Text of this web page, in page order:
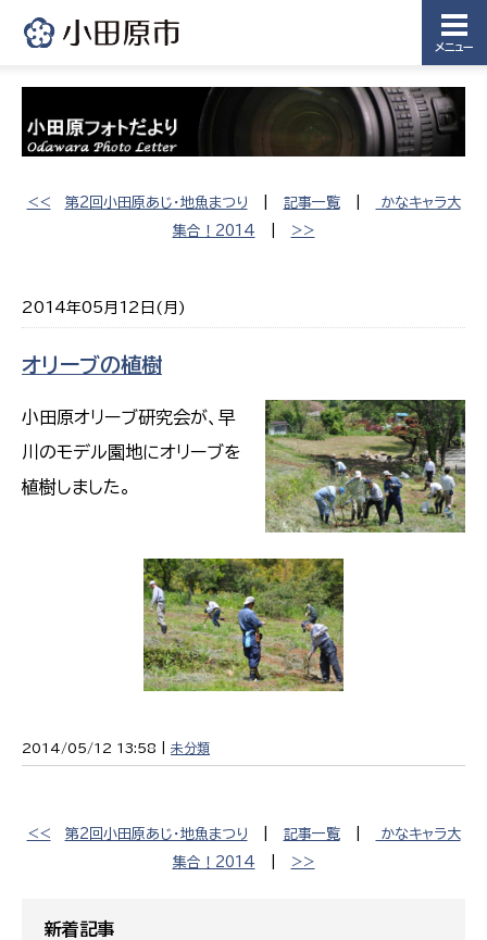
メニュー
<< 第2回小田原あじ・地魚まつり 記事一覧|
かなキャラ大
集合！2014
>>
2014年05月12日(月)
オリーブの植樹
小田原オリーブ研究会が、早
川のモデル園地にオリーブを
植樹しました。
2014/05/12 13:58 | 未分類
<< 第2回小田原あじ・地魚まつり 記事一覧|
かなキャラ大
集合！2014
>>
新着記事